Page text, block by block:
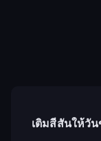
เติมสีสันให้วั